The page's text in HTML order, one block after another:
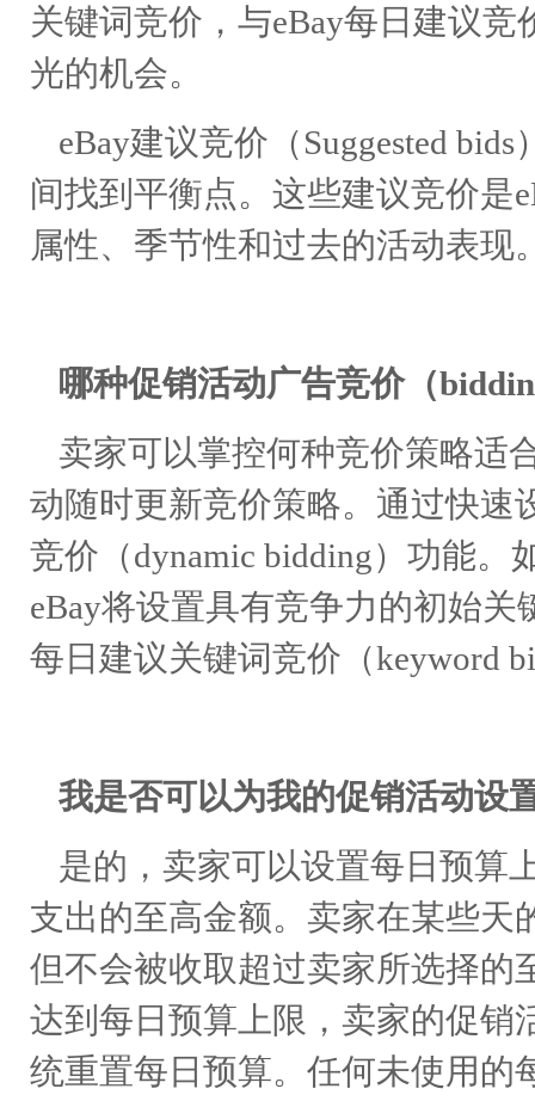
关键词竞价，与eBay每日建议
光的机会。
eBay建议竞价（Suggested
间找到平衡点。这些建议竞价是
属性、季节性和过去的活动表现
哪种促销活动广告竞价（
卖家可以掌控何种竞价策略适
动随时更新竞价策略。通过快速
竞价（dynamic bidding）功能
eBay将设置具有竞争力的初始关
每日建议关键词竞价（keyword
我是否可以为我的促销活动设
是的，卖家可以设置每日预算
支出的至高金额。卖家在某些天
但不会被收取超过卖家所选择的
达到每日预算上限，卖家的促销
统重置每日预算。任何未使用的